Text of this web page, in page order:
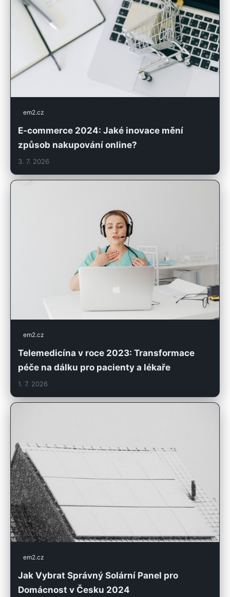
em2.cz
E-commerce 2024: Jaké inovace mění
způsob nakupování online?
3. 7. 2026
em2.cz
Telemedicína v roce 2023: Transformace
péče na dálku pro pacienty a lékaře
1. 7. 2026
em2.cz
Jak Vybrat Správný Solární Panel pro
Domácnost v Česku 2024